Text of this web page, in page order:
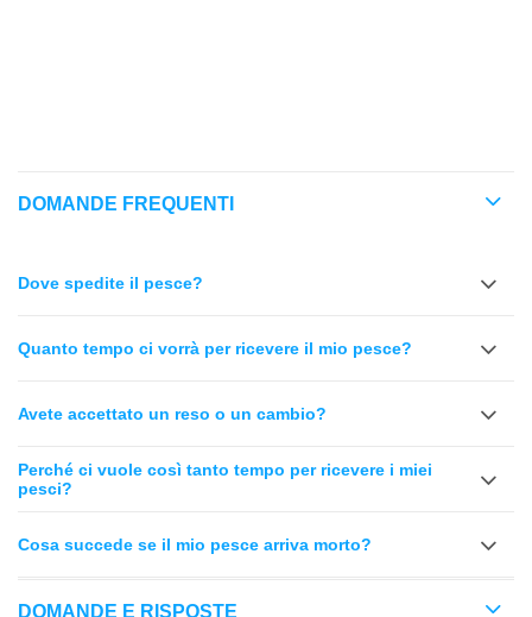
DOMANDE FREQUENTI
Dove spedite il pesce?
Quanto tempo ci vorrà per ricevere il mio pesce?
Avete accettato un reso o un cambio?
Perché ci vuole così tanto tempo per ricevere i miei
pesci?
Cosa succede se il mio pesce arriva morto?
DOMANDE E RISPOSTE